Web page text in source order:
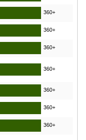
360+
360+
360+
360+
360+
360+
360+